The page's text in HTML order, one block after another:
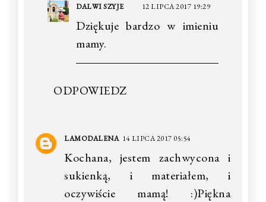
DALWI SZYJE 12 LIPCA 2017 19:29
Dziękuje bardzo w imieniu
mamy.
ODPOWIEDZ
LAMODALENA 14 LIPCA 2017 05:54
Kochana, jestem zachwycona i
sukienką, i materiałem, i
oczywiście mamą! :)Piękna